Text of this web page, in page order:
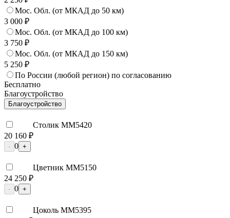
Мос. Обл. (от МКАД до 50 км)
3 000 ₽
Мос. Обл. (от МКАД до 100 км)
3 750 ₽
Мос. Обл. (от МКАД до 150 км)
5 250 ₽
По России (любой регион) по согласованию
Бесплатно
Благоустройство
Благоустройство
Столик ММ5420
20 160 ₽
- 0 +
Цветник ММ5150
24 250 ₽
- 0 +
Цоколь ММ5395